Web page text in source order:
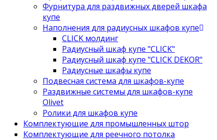
Фурнитура для раздвижных дверей шкафа
купе
Наполнения для радиусных шкафов купе
CLICK молдинг
Радиусный шкаф купе "CLICK"
Радиусный шкаф купе "CLICK DEKOR"
Радиусные шкафы купе
Подвесная система для шкафов-купе
Раздвижные системы для шкафов-купе
Olivet
Ролики для шкафов купе
Комплектующие для промышленных штор
Комплектующие для реечного потолка